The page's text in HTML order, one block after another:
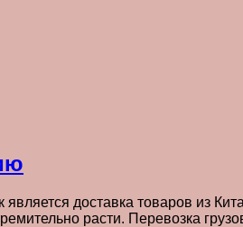
доставка товаров из
расти. Перевозка